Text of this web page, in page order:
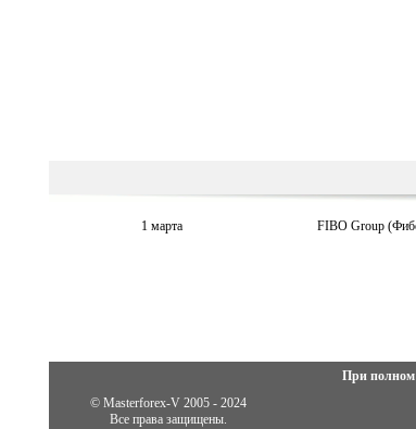
1 марта FIBO Group
При полном
© Masterforex-V 2005 - 2024
Все права защищены.